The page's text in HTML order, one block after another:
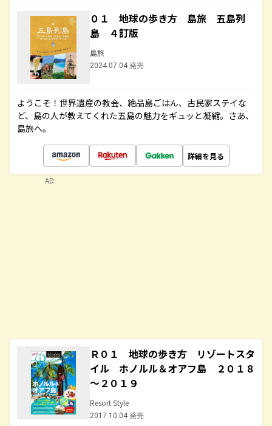
０１ 地球の歩き方 島旅 五島列
島 ４訂版
島旅
2024.07.04 発売
ようこそ！世界遺産の教会、絶品島ごはん、古民家ステイな
ど、島の人が教えてくれた五島の魅力をギュッと凝縮。さあ、
島旅へ。
詳細を見る
Ｒ０１ 地球の歩き方 リゾートスタ
イル ホノルル＆オアフ島 ２０１８
～２０１９
Resort Style
2017.10.04 発売
AD